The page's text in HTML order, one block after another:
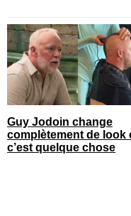
Guy Jodoin change
complètement de look
c’est quelque chose